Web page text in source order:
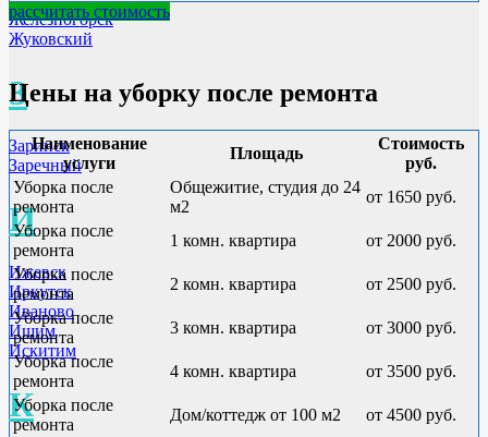
Железногорск
Жуковский
З
Заринск
Заречный
И
Ижевск
Иркутск
Иваново
Ишим
Искитим
К
рассчитать стоимость
Цены на уборку после ремонта
Наименование
услуги
Площадь
Стоимость
руб.
Уборка после
ремонта
Общежитие, студия до 24
м2
от 1650 руб.
Уборка после
ремонта
1 комн. квартира
от 2000 руб.
Уборка после
ремонта
2 комн. квартира
от 2500 руб.
Уборка после
ремонта
3 комн. квартира
от 3000 руб.
Уборка после
ремонта
4 комн. квартира
от 3500 руб.
Уборка после
ремонта
Дом/коттедж от 100 м2
от 4500 руб.